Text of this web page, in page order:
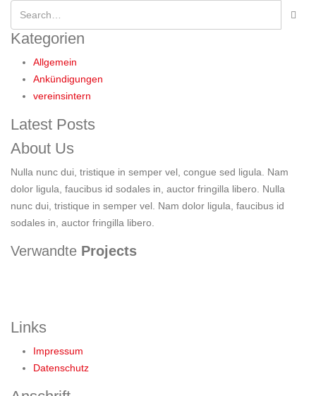
Kategorien
Allgemein
Ankündigungen
vereinsintern
Latest Posts
About Us
Nulla nunc dui, tristique in semper vel, congue sed ligula. Nam
dolor ligula, faucibus id sodales in, auctor fringilla libero. Nulla
nunc dui, tristique in semper vel. Nam dolor ligula, faucibus id
sodales in, auctor fringilla libero.
Verwandte Projects
Links
Impressum
Datenschutz